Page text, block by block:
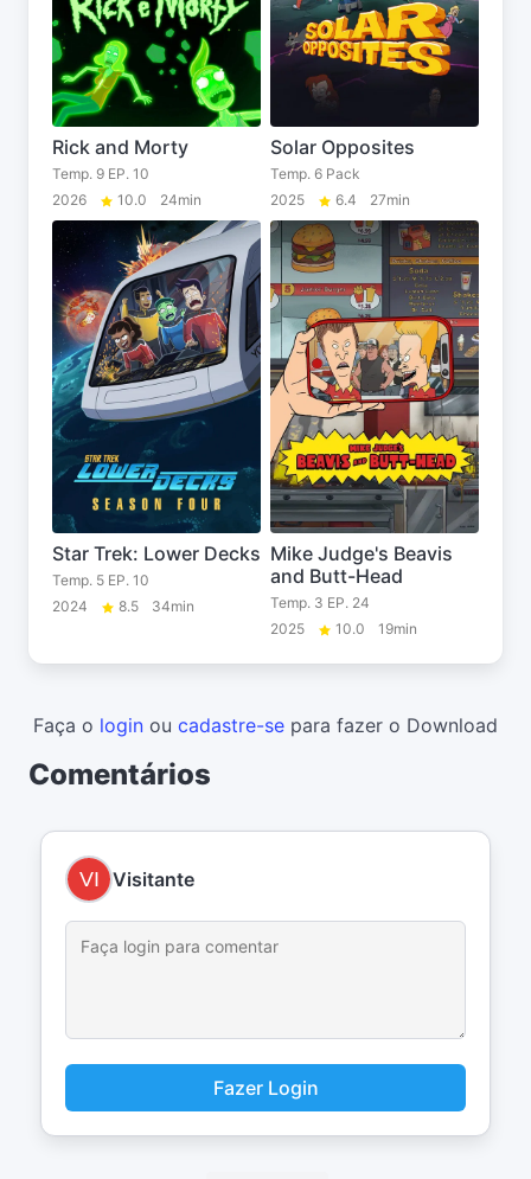
Rick and Morty
Temp. 9 EP. 10
2026
10.0 24min
Solar Opposites
Temp. 6 Pack
2025
6.4 27min
Star Trek: Lower Decks
Temp. 5 EP. 10
2024
8.5 34min
Mike Judge's Beavis
and Butt-Head
Temp. 3 EP. 24
2025
10.0 19min
Faça o login ou cadastre-se para fazer o Download
Comentários
Visitante
Fazer Login